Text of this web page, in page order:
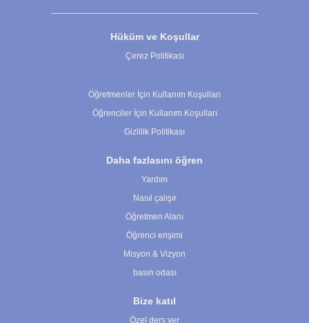
Hüküm ve Koşullar
Çerez Politikası
Öğretmenler İçin Kullanım Koşulları
Öğrenciler İçin Kullanım Koşulları
Gizlilik Politikası
Daha fazlasını öğren
Yardım
Nasıl çalışır
Öğretmen Alanı
Öğrenci erişimi
Misyon & Vizyon
basın odası
Bize katıl
Özel ders ver